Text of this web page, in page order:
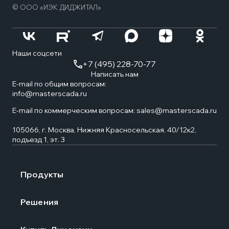
© ООО «ИЭК ДИДЖИТАЛ»
Продукты
Решения
+7 (495) 228-70-77
Написать нам
Наши соцсети
E-mail по общим вопросам:
info@masterscada.ru
E-mail по коммерческим вопросам: sales@masterscada.ru
105066, г. Москва, Нижняя Красносельская, 40/12к2,
подъезд 1, эт. 3